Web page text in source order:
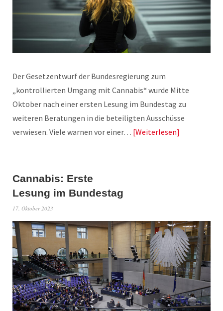
Der Gesetzentwurf der Bundesregierung zum
„kontrollierten Umgang mit Cannabis“ wurde Mitte
Oktober nach einer ersten Lesung im Bundestag zu
weiteren Beratungen in die beteiligten Ausschüsse
verwiesen. Viele warnen vor einer… Weiterlesen
Cannabis: Erste
Lesung im Bundestag
17. Oktober 2023